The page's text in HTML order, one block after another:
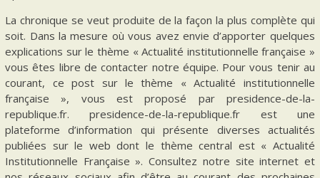
La chronique se veut produite de la façon la plus complète qui
soit. Dans la mesure où vous avez envie d’apporter quelques
explications sur le thème « Actualité institutionnelle française »
vous êtes libre de contacter notre équipe. Pour vous tenir au
courant, ce post sur le thème « Actualité institutionnelle
française », vous est proposé par presidence-de-la-
republique.fr. presidence-de-la-republique.fr est une
plateforme d’information qui présente diverses actualités
publiées sur le web dont le thème central est « Actualité
Institutionnelle Française ». Consultez notre site internet et